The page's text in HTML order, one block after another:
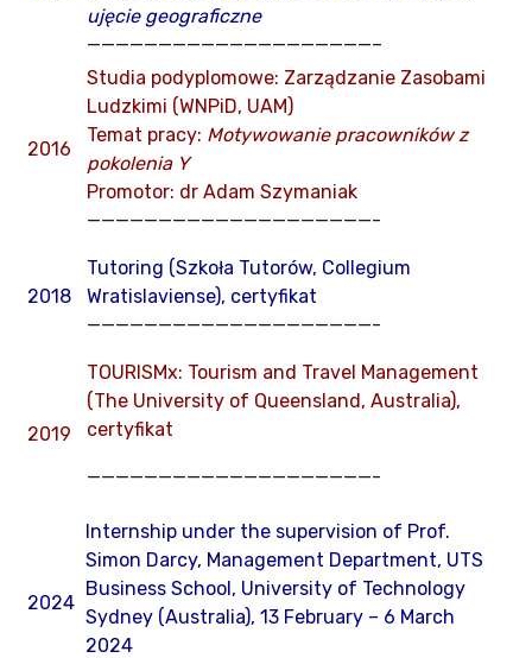
ujęcie geograficzne
————————————————————–
2016
Studia podyplomowe: Zarządzanie Zasobami
Ludzkimi (WNPiD, UAM)
Temat pracy: Motywowanie pracowników z
pokolenia Y
Promotor: dr Adam Szymaniak
————————————————————-
2018
Tutoring (Szkoła Tutorów, Collegium
Wratislaviense), certyfikat
————————————————————-
2019
TOURISMx: Tourism and Travel Management
(The University of Queensland, Australia),
certyfikat
————————————————————-
2024
Internship under the supervision of Prof.
Simon Darcy, Management Department, UTS
Business School, University of Technology
Sydney (Australia), 13 February – 6 March
2024